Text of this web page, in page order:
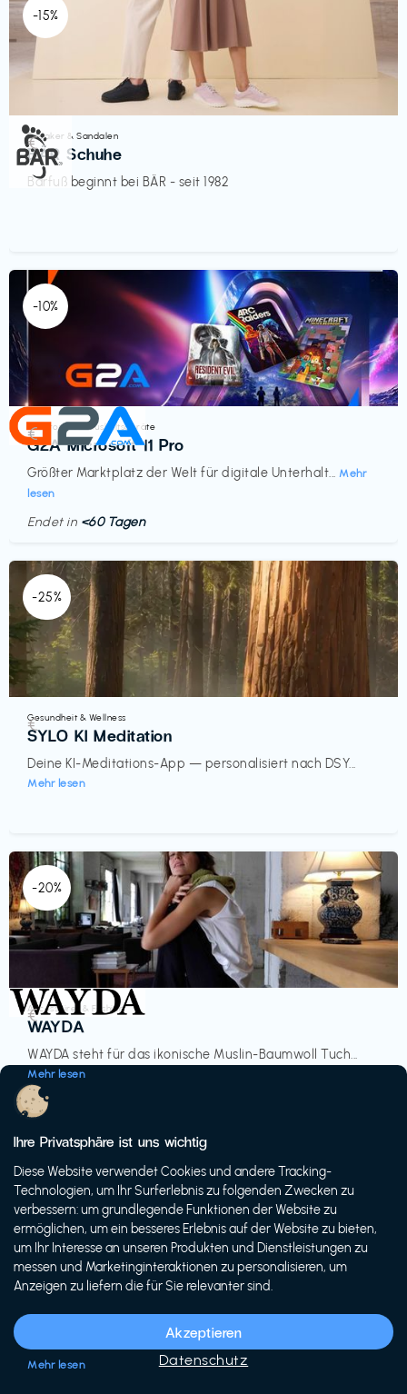
-15%
Sneaker & Sandalen
BÄR Schuhe
Barfuß beginnt bei BÄR - seit 1982
€‎
-10%
Elektronik & Haushaltsgeräte
G2A Microsoft 11 Pro
Größter Marktplatz der Welt für digitale Unterhalt... Mehr
lesen
€‎
Endet in <60 Tagen
-25%
Gesundheit & Wellness
SYLO KI Meditation
Deine KI-Meditations-App — personalisiert nach DSY...
Mehr lesen
€‎
-20%
Accessoires & Fashion
WAYDA
WAYDA steht für das ikonische Muslin-Baumwoll Tuch...
Mehr lesen
€‎
-20%
Siech Cycles
Entdecke den Schweizer Brand für urbane Fahrräder...
Mehr lesen
Ihre Privatsphäre ist uns wichtig
Diese Website verwendet Cookies und andere Tracking-
Technologien, um Ihr Surferlebnis zu folgenden Zwecken zu
verbessern: um grundlegende Funktionen der Website zu
ermöglichen, um ein besseres Erlebnis auf der Website zu bieten,
um Ihr Interesse an unseren Produkten und Dienstleistungen zu
messen und Marketinginteraktionen zu personalisieren, um
Anzeigen zu liefern die für Sie relevanter sind.
Akzeptieren
Datenschutz